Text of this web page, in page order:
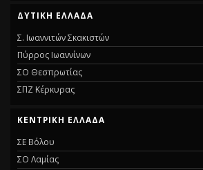
ΔΥΤΙΚΗ ΕΛΛΑΔΑ
Σ. Ιωαννιτών Σκακιστών
Πύρρος Ιωαννίνων
ΣΟ Θεσπρωτίας
ΣΠΖ Κέρκυρας
ΚΕΝΤΡΙΚΗ ΕΛΛΑΔΑ
ΣΕ Βόλου
ΣΟ Λαμίας